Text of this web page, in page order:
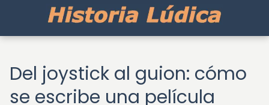
Del joystick al guion: cómo
se escribe una película